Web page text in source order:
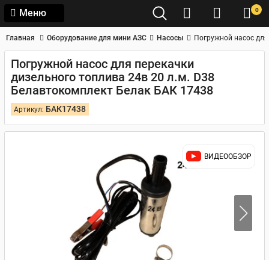
Меню 0
Главная Оборудование для мини АЗС Насосы Погружной насос
Погружной насос для перекачки
дизельного топлива 24в 20 л.м. D38
Белавтокомплект Белак БАК 17438
Артикул: БАК17438
ВИДЕООБЗОР